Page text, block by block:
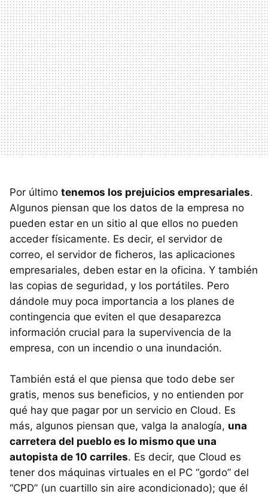
Por último tenemos los prejuicios empresariales.
Algunos piensan que los datos de la empresa no
pueden estar en un sitio al que ellos no pueden
acceder físicamente. Es decir, el servidor de
correo, el servidor de ficheros, las aplicaciones
empresariales, deben estar en la oficina. Y también
las copias de seguridad, y los portátiles. Pero
dándole muy poca importancia a los planes de
contingencia que eviten el que desaparezca
información crucial para la supervivencia de la
empresa, con un incendio o una inundación.
También está el que piensa que todo debe ser
gratis, menos sus beneficios, y no entienden por
qué hay que pagar por un servicio en Cloud. Es
más, algunos piensan que, valga la analogía, una
carretera del pueblo es lo mismo que una
autopista de 10 carriles. Es decir, que Cloud es
tener dos máquinas virtuales en el PC “gordo” del
“CPD” (un cuartillo sin aire acondicionado); que él